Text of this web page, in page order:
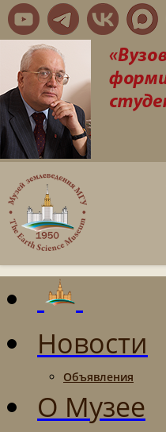
Новости
Объявления
О Музее